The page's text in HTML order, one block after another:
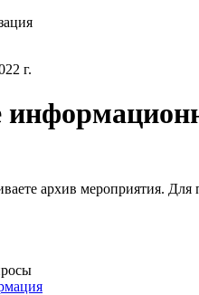
г.
архив мероприятия. Для